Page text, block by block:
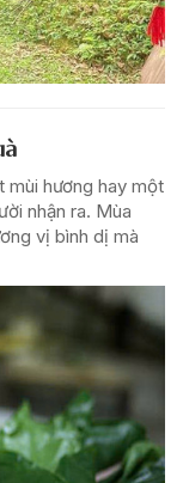
mùi hương hay một
nhận ra. Mùa
vị bình dị mà